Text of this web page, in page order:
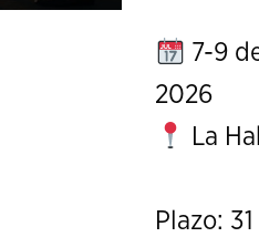
7-9
2026
La
Plazo: